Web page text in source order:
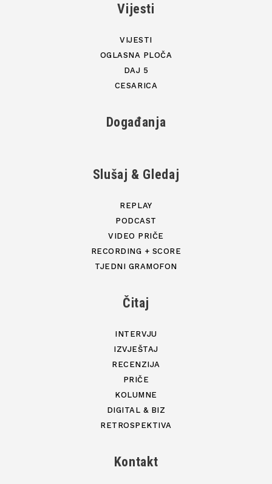
Vijesti
VIJESTI
OGLASNA PLOČA
DAJ 5
CESARICA
Događanja
Slušaj & Gledaj
REPLAY
PODCAST
VIDEO PRIČE
RECORDING + SCORE
TJEDNI GRAMOFON
Čitaj
INTERVJU
IZVJEŠTAJ
RECENZIJA
PRIČE
KOLUMNE
DIGITAL & BIZ
RETROSPEKTIVA
Kontakt